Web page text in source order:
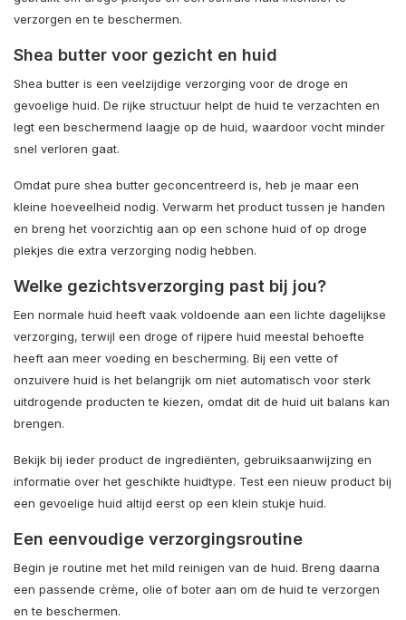
verzorgen en te beschermen.
Shea butter voor gezicht en huid
Shea butter is een veelzijdige verzorging voor de droge en
gevoelige huid. De rijke structuur helpt de huid te verzachten en
legt een beschermend laagje op de huid, waardoor vocht minder
snel verloren gaat.
Omdat pure shea butter geconcentreerd is, heb je maar een
kleine hoeveelheid nodig. Verwarm het product tussen je handen
en breng het voorzichtig aan op een schone huid of op droge
plekjes die extra verzorging nodig hebben.
Welke gezichtsverzorging past bij jou?
Een normale huid heeft vaak voldoende aan een lichte dagelijkse
verzorging, terwijl een droge of rijpere huid meestal behoefte
heeft aan meer voeding en bescherming. Bij een vette of
onzuivere huid is het belangrijk om niet automatisch voor sterk
uitdrogende producten te kiezen, omdat dit de huid uit balans kan
brengen.
Bekijk bij ieder product de ingrediënten, gebruiksaanwijzing en
informatie over het geschikte huidtype. Test een nieuw product bij
een gevoelige huid altijd eerst op een klein stukje huid.
Een eenvoudige verzorgingsroutine
Begin je routine met het mild reinigen van de huid. Breng daarna
een passende crème, olie of boter aan om de huid te verzorgen
en te beschermen.